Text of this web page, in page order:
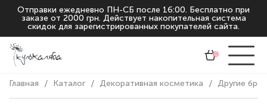
Отправки ежедневно ПН-СБ после 16:00. Бесплатно при
заказе от 2000 грн. Действует накопительная система
скидок для зарегистрированных покупателей сайта.
0
Главная Каталог Декоративная косметика Другие